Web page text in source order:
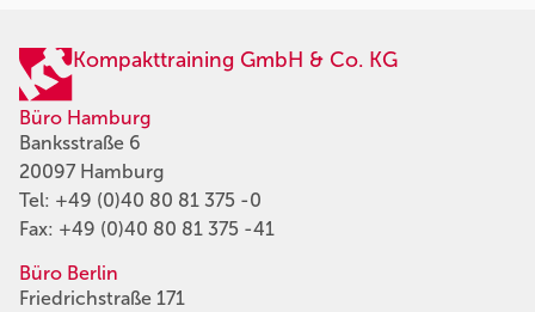
Kompakttraining GmbH & Co. KG
Büro Hamburg
Banksstraße 6
20097 Hamburg
Tel: +49 (0)40 80 81 375 -0
Fax: +49 (0)40 80 81 375 -41
Büro Berlin
Friedrichstraße 171